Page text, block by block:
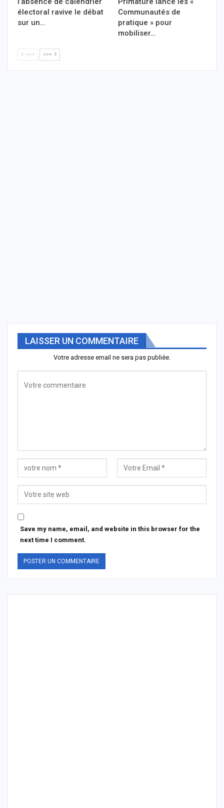
électoral ravive le débat
sur un…
Communautés de
pratique » pour
mobiliser…
<<< >>>
LAISSER UN COMMENTAIRE
Votre adresse email ne sera pas publiée.
Save my name, email, and website in this browser for the
next time I comment.